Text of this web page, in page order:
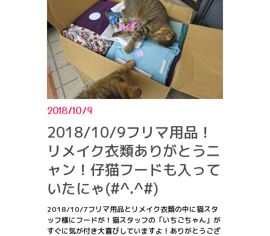
2018/10/9
2018/10/9フリマ用品！
リメイク衣類ありがとうニ
ャン！仔猫フードも入って
いたにゃ(#^.^#)
2018/10/7フリマ用品とリメイク衣類の中に猫スタ
ッフ様にフードが！猫スタッフの「いちごちゃん」が
すぐに気が付き大喜びしていますよ！ありがとうござ